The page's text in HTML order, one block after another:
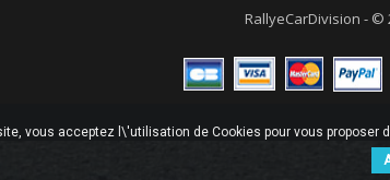
RallyeCarDivision - ©
vous acceptez l\'utilisation de Cookies pour vous